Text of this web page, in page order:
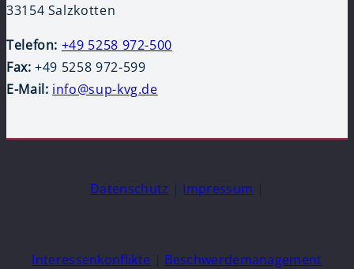
33154 Salzkotten
Telefon: +49 5258 972-500
Fax: +49 5258 972-599
E-Mail: info@sup-kvg.de
Datenschutz | Impressum |
Interessenkonflikte | Beschwerdemanagement